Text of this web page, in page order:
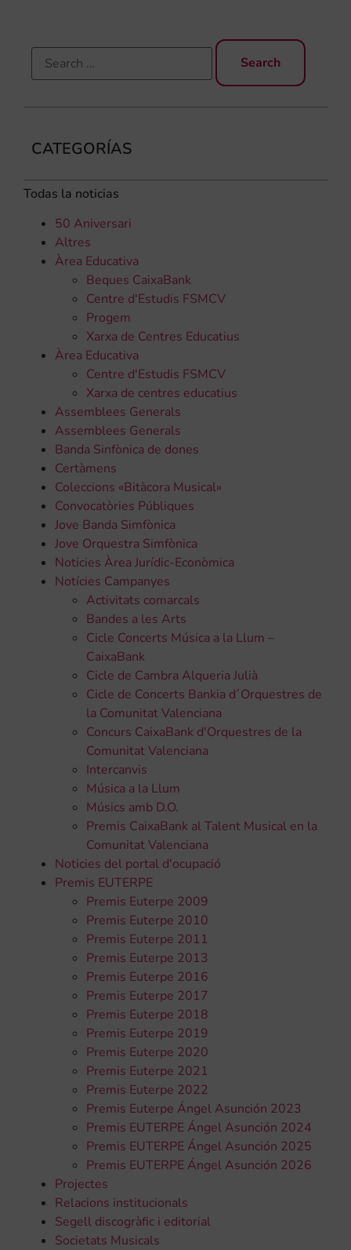
CATEGORÍAS
Todas la noticias
50 Aniversari
Altres
Àrea Educativa
Beques CaixaBank
Centre d'Estudis FSMCV
Progem
Xarxa de Centres Educatius
Àrea Educativa
Centre d'Estudis FSMCV
Xarxa de centres educatius
Assemblees Generals
Assemblees Generals
Banda Sinfònica de dones
Certàmens
Coleccions «Bitàcora Musical»
Convocatòries Públiques
Jove Banda Simfònica
Jove Orquestra Simfònica
Noticies Àrea Jurídic-Econòmica
Notícies Campanyes
Activitats comarcals
Bandes a les Arts
Cicle Concerts Música a la Llum –
CaixaBank
Cicle de Cambra Alqueria Julià
Cicle de Concerts Bankia d´Orquestres de
la Comunitat Valenciana
Concurs CaixaBank d'Orquestres de la
Comunitat Valenciana
Intercanvis
Música a la Llum
Músics amb D.O.
Premis CaixaBank al Talent Musical en la
Comunitat Valenciana
Noticies del portal d'ocupació
Premis EUTERPE
Premis Euterpe 2009
Premis Euterpe 2010
Premis Euterpe 2011
Premis Euterpe 2013
Premis Euterpe 2016
Premis Euterpe 2017
Premis Euterpe 2018
Premis Euterpe 2019
Premis Euterpe 2020
Premis Euterpe 2021
Premis Euterpe 2022
Premis Euterpe Ángel Asunción 2023
Premis EUTERPE Ángel Asunción 2024
Premis EUTERPE Ángel Asunción 2025
Premis EUTERPE Ángel Asunción 2026
Projectes
Relacions institucionals
Segell discogràfic i editorial
Societats Musicals